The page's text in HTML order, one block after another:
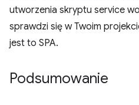
utworzenia skryptu service
sprawdzi się w Twoim
jest to SPA.
Podsumowanie